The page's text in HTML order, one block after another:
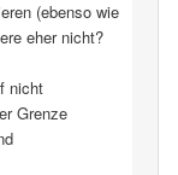
(ebenso wie
eher nicht?
nicht
Grenze